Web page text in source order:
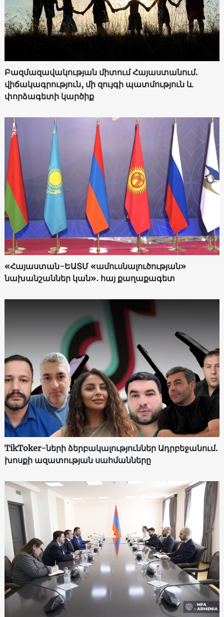
Բազմազավակության միտում Հայաստանում.
վիճակագրություն, մի զույգի պատմություն և
փորձագետի կարծիք
«Հայաստան-ԵԱՏՄ «ամուսնալուծության»
նախանշաններ կան»․ հայ քաղաքագետ
TikToker-ների ձերբակալություններ Ադրբեջանում.
խոսքի ազատության սահմանները